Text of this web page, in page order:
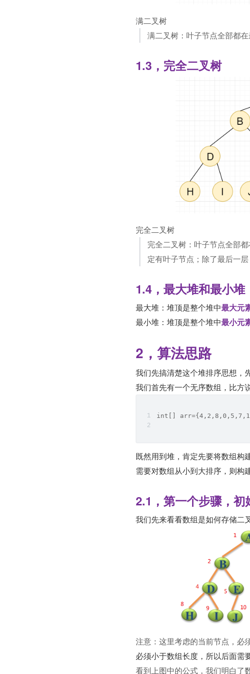
满二叉树
满二叉树：叶子节点全部都
1.3，完全二叉树
完全二叉树
完全二叉树：叶子节点全部
定有叶子节点；除了最后一
1.4，最大堆和最小堆
最大堆：堆顶是整个堆中最大元
最小堆：堆顶是整个堆中最小元
2，算法思路
我们先搞清楚这个堆排序思想，
我们首先有一个无序数组，比方
int[]
既然用到堆，肯定先要将数组构
需要对数组从小到大排序，则构
2.1，第一个步骤，初
我们先来看看数组是如何存储二
注意：这里考虑的当前节点，必
必须小于数组长度，所以后面需
看到上图中的公式，我们明白了